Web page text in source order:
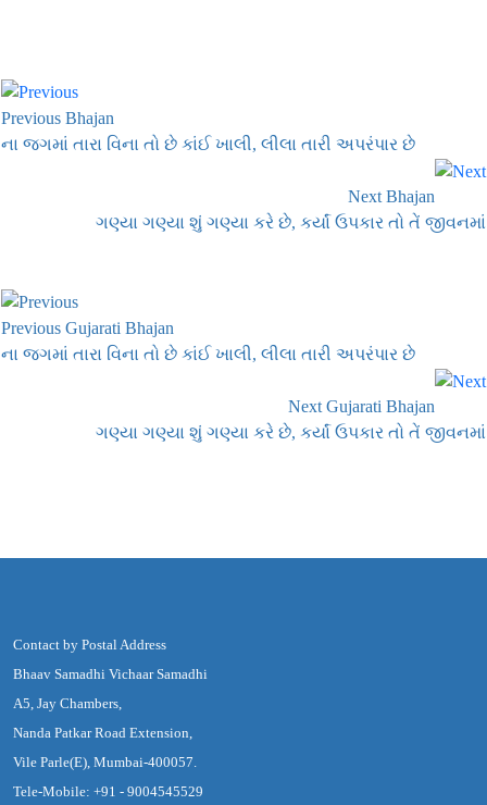
Previous Bhajan
ના જગમાં તારા વિના તો છે કાંઈ ખાલી, લીલા તારી અપરંપાર છે
Next Bhajan
ગણ્યા ગણ્યા શું ગણ્યા કરે છે, કર્યાં ઉપકાર તો તેં જીવનમાં
Previous Gujarati Bhajan
ના જગમાં તારા વિના તો છે કાંઈ ખાલી, લીલા તારી અપરંપાર છે
Next Gujarati Bhajan
ગણ્યા ગણ્યા શું ગણ્યા કરે છે, કર્યાં ઉપકાર તો તેં જીવનમાં
Contact by Postal Address
Bhaav Samadhi Vichaar Samadhi
A5, Jay Chambers,
Nanda Patkar Road Extension,
Vile Parle(E), Mumbai-400057.
Tele-Mobile: +91 - 9004545529